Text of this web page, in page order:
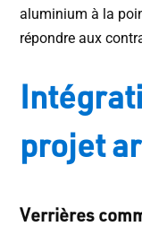
aluminium à la
répondre aux
projet
Verrières